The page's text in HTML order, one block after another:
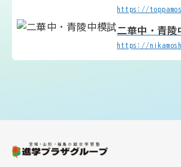
https://
二華中・青陵
https://